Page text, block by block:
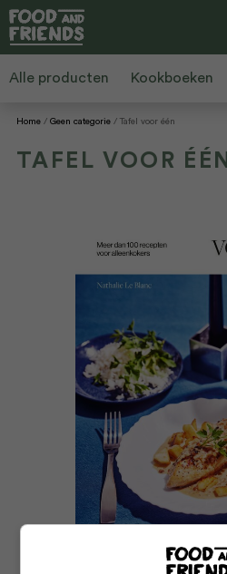
Alle producten Kookboeken
Home Geen categorie Tafel voor één
TAFEL VOOR ÉÉN